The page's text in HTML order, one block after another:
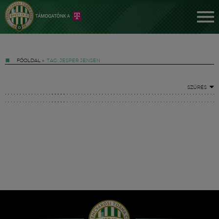
FŐOLDAL » TAG: JESPER JENSEN
SZŰRÉS
Hírek